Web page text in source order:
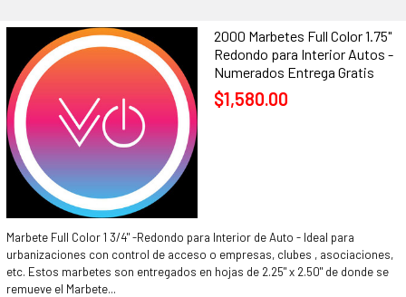
2000 Marbetes Full Color 1.75"
Redondo para Interior Autos -
Numerados Entrega Gratis
$1,580.00
Marbete Full Color 1 3/4" -Redondo para Interior de Auto - Ideal para
urbanizaciones con control de acceso o empresas, clubes , asociaciones,
etc. Estos marbetes son entregados en hojas de 2.25" x 2.50" de donde se
remueve el Marbete...